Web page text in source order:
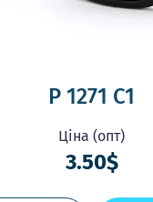
P 1271 C1
Ціна (опт)
3.50$